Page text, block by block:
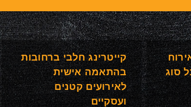
סוג
קייטרינג חלבי ברחובות
בהתאמה אישית
לאירועים קטנים
ועסקיים